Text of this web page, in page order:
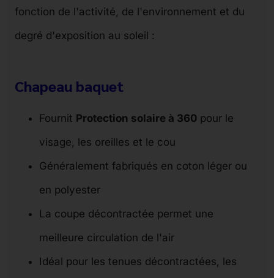
fonction de l'activité, de l'environnement et du
degré d'exposition au soleil :
Chapeau baquet
Fournit Protection solaire à 360 pour le
visage, les oreilles et le cou
Généralement fabriqués en coton léger ou
en polyester
La coupe décontractée permet une
meilleure circulation de l'air
Idéal pour les tenues décontractées, les